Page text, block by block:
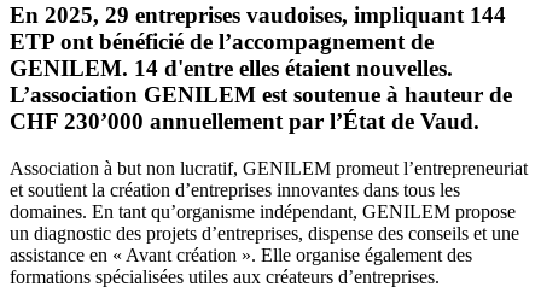
En 2025, 29 entreprises vaudoises, impliquant 144
ETP ont bénéficié de l’accompagnement de
GENILEM. 14 d'entre elles étaient nouvelles.
L’association GENILEM est soutenue à hauteur de
CHF 230’000 annuellement par l’État de Vaud.
Association à but non lucratif, GENILEM promeut l’entrepreneuriat
et soutient la création d’entreprises innovantes dans tous les
domaines. En tant qu’organisme indépendant, GENILEM propose
un diagnostic des projets d’entreprises, dispense des conseils et une
assistance en « Avant création ». Elle organise également des
formations spécialisées utiles aux créateurs d’entreprises.